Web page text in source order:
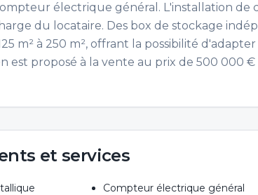
électrique général. L'installation de
du locataire. Des box de stockage
m² à 250 m², offrant la possibilité
est proposé à la vente au prix de 500 000
et services
Compteur électrique général